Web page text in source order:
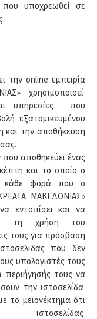
υποχρεωθεί σε
την online εμπειρία
χρησιμοποιοεί
υπηρεσίες που
εξατομικευμένου
και την αποθήκευση
που αποθηκεύει ένας
και το οποίο ο
κάθε φορά που ο
ΜΑΚΕΔΟΝΙΑΣ»
εντοπίσει και να
τη χρήση του
τους για πρόσβαση
που δεν
υπολογιστές τους
τους να
την ιστοσελίδα
το μειονέκτημα ότι
ιστοσελίδας